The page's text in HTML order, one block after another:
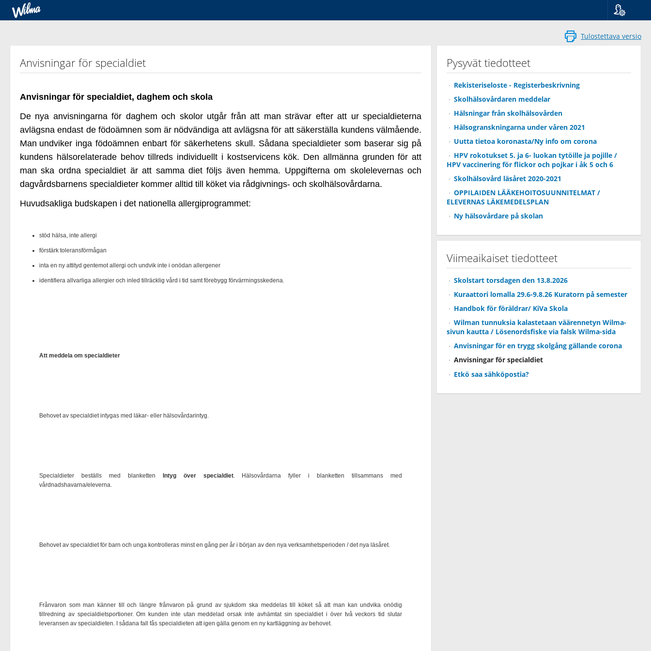
Suomi
Svenska
Anvisningar för specialdiet
Tulostettava versio
Pysyvät tiedotteet
Rekisteriseloste - Registerbeskrivning
Skolhälsovårdaren meddelar
Hälsningar från skolhälsovården
Hälsogranskningarna under våren 2021
Uutta tietoa koronasta/Ny info om corona
HPV rokotukset 5. ja 6- luokan tytöille ja pojille /
HPV vaccinering för flickor och pojkar i åk 5 och 6
Skolhälsovård läsåret 2020-2021
OPPILAIDEN LÄÄKEHOITOSUUNNITELMAT /
ELEVERNAS LÄKEMEDELSPLAN
Ny hälsovårdare på skolan
Viimeaikaiset tiedotteet
Skolstart torsdagen den 13.8.2026
Kuraattori lomalla 29.6-9.8.26 Kuratorn på semester
Handbok för föräldrar/ KiVa Skola
Wilman tunnuksia kalastetaan väärennetyn Wilma-
sivun kautta / Lösenordsfiske via falsk Wilma-sida
Anvisningar för en trygg skolgång gällande corona
Anvisningar för specialdiet
Etkö saa sähköpostia?